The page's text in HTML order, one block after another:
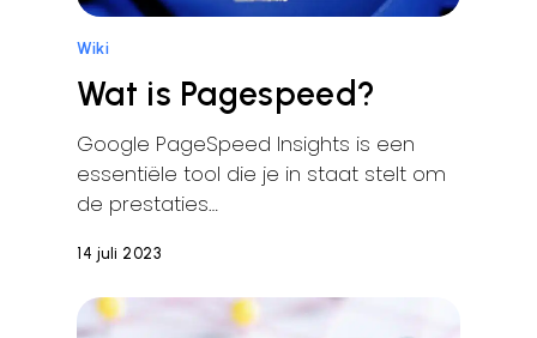
Wiki
Wat is Pagespeed?
Google PageSpeed Insights is een
essentiële tool die je in staat stelt om
de prestaties…
14 juli 2023